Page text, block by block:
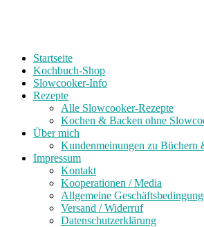
Startseite
Kochbuch-Shop
Slowcooker-Info
Rezepte
Alle Slowcooker-Rezepte
Kochen & Backen ohne
Über mich
Kundenmeinungen zu Büchern
Impressum
Kontakt
Kooperationen / Media
Allgemeine
Versand / Widerruf
Datenschutzerklärung